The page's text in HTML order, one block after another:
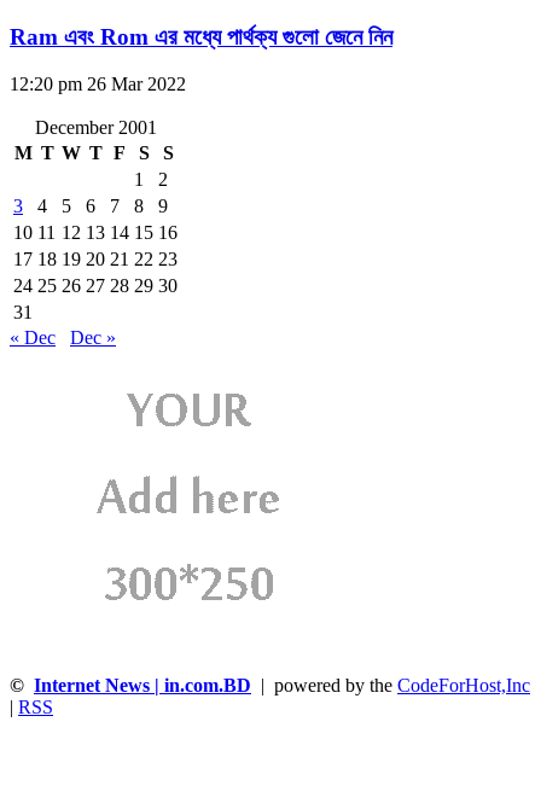
Ram এবং Rom এর মধ্যে পার্থক্য গুলো জেনে নিন
12:20 pm 26 Mar 2022
December 2001
M T W T F S
S
1
2
3
4 5 6 7 8
9
10 11 12 13 14 15 16
17 18 19 20 21 22 23
24 25 26 27 28 29 30
31
« Dec
Dec »
© Internet News | in.com.BD | powered by the CodeForHost,Inc
| RSS